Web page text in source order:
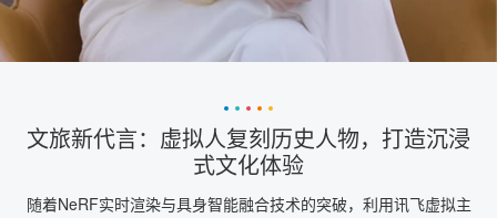
文旅新代言：虚拟人复刻历史人物，打造沉浸
式文化体验
随着NeRF实时渲染与具身智能融合技术的突破，利用讯飞虚拟主